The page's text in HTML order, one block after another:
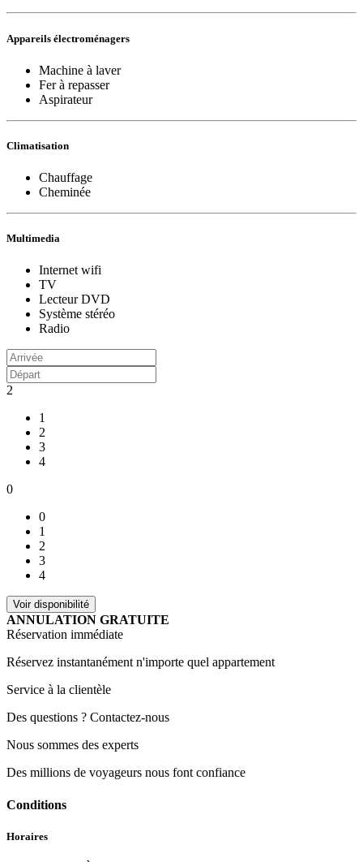
Appareils électroménagers
Machine à laver
Fer à repasser
Aspirateur
Climatisation
Chauffage
Cheminée
Multimedia
Internet wifi
TV
Lecteur DVD
Système stéréo
Radio
2
1
2
3
4
0
0
1
2
3
4
ANNULATION GRATUITE
Réservation immédiate
Réservez instantanément n'importe quel appartement
Service à la clientèle
Des questions ? Contactez-nous
Nous sommes des experts
Des millions de voyageurs nous font confiance
Conditions
Horaires